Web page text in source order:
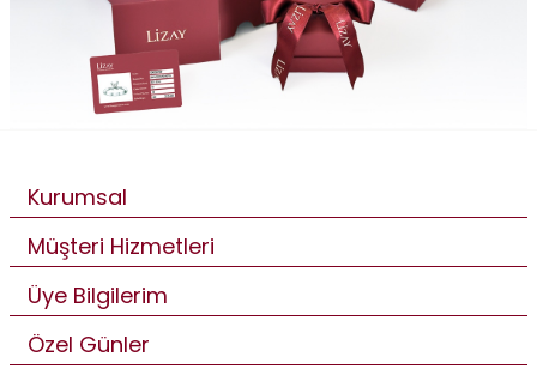
Kurumsal
Müşteri Hizmetleri
Üye Bilgilerim
Özel Günler